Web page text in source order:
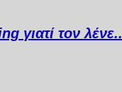
γιατί τον